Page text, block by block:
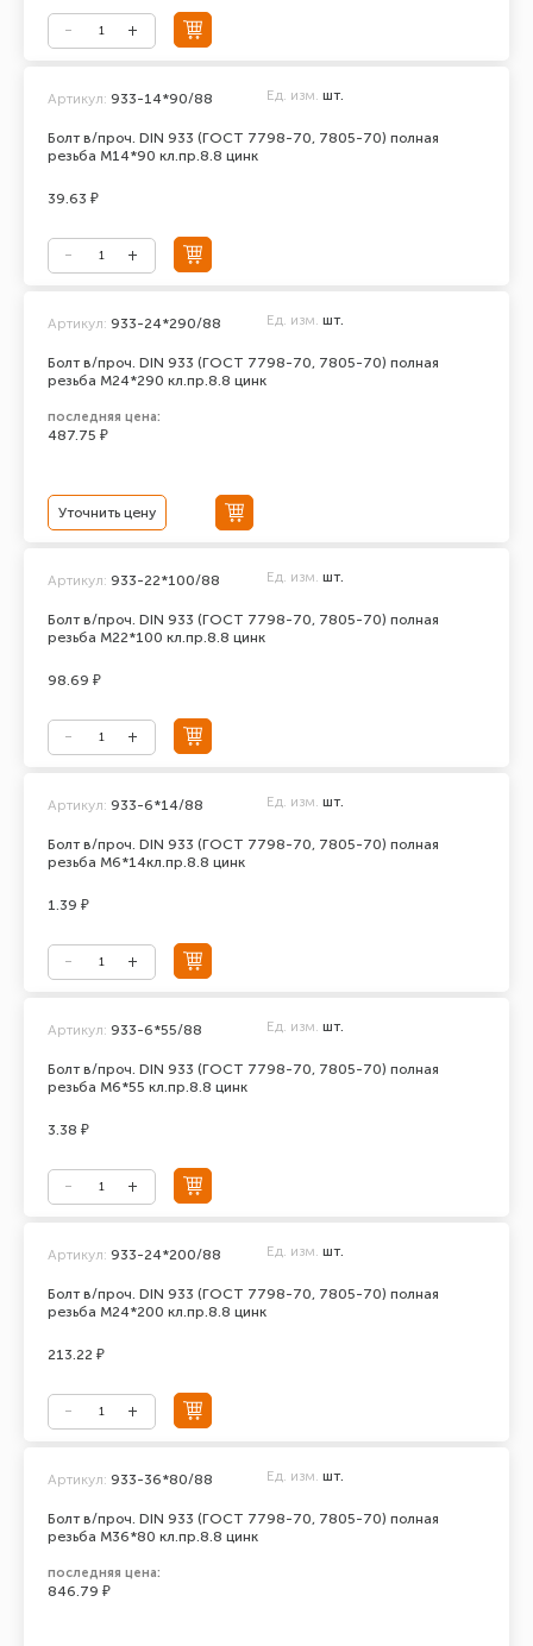
Болт в/проч. DIN 933 (ГОСТ 7798-70, 7805-70) полная
резьба М14*90 кл.пр.8.8 цинк
Артикул: 933-14*90/88 Ед. изм. шт.
39.63 ₽
Болт в/проч. DIN 933 (ГОСТ 7798-70, 7805-70) полная
резьба М24*290 кл.пр.8.8 цинк
Артикул: 933-24*290/88 Ед. изм. шт.
последняя цена:
487.75 ₽
Уточнить цену
Болт в/проч. DIN 933 (ГОСТ 7798-70, 7805-70) полная
резьба М22*100 кл.пр.8.8 цинк
Артикул: 933-22*100/88 Ед. изм. шт.
98.69 ₽
Болт в/проч. DIN 933 (ГОСТ 7798-70, 7805-70) полная
резьба М6*14кл.пр.8.8 цинк
Артикул: 933-6*14/88 Ед. изм. шт.
1.39 ₽
Болт в/проч. DIN 933 (ГОСТ 7798-70, 7805-70) полная
резьба М6*55 кл.пр.8.8 цинк
Артикул: 933-6*55/88 Ед. изм. шт.
3.38 ₽
Болт в/проч. DIN 933 (ГОСТ 7798-70, 7805-70) полная
резьба М24*200 кл.пр.8.8 цинк
Артикул: 933-24*200/88 Ед. изм. шт.
213.22 ₽
Болт в/проч. DIN 933 (ГОСТ 7798-70, 7805-70) полная
резьба М36*80 кл.пр.8.8 цинк
Артикул: 933-36*80/88 Ед. изм. шт.
последняя цена:
846.79 ₽